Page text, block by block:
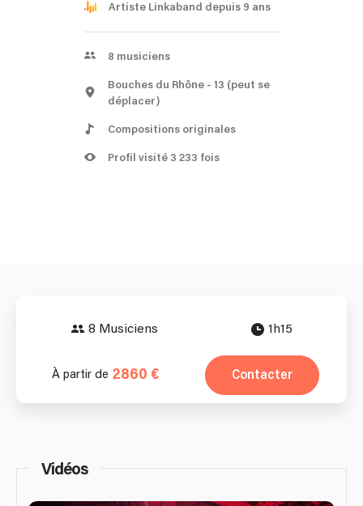
Artiste Linkaband depuis 9 ans
8 musiciens
Bouches du Rhône - 13 (peut se
déplacer)
Compositions originales
Profil visité 3 233 fois
8 Musiciens 1h15
À partir de 2860 € Contacter
Vidéos